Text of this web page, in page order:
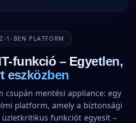
1-BEN PLATFORM
funkció – Egyetlen,
eszközben
csupán mentési appliance: egy
platform, amely a biztonsági
funkciót egyesít –